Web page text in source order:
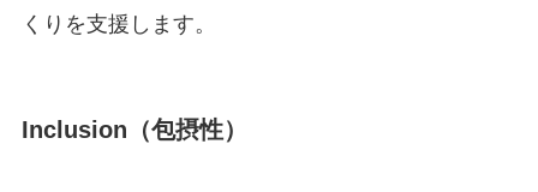
くりを支援します。
Inclusion（包摂性）